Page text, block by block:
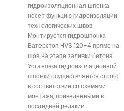
гидроизоляционная шпонка
несет функцию гидроизоляции
технологических швов.
Монтируется гидрошпонка
Ватерстоп HVS 120-4 прямо на
шов на этапе заливки бетона.
Установка гидроизоляционной
шпонки осуществляется строго
в соответствии со схемами
монтажа, приведенными в
последней редакии